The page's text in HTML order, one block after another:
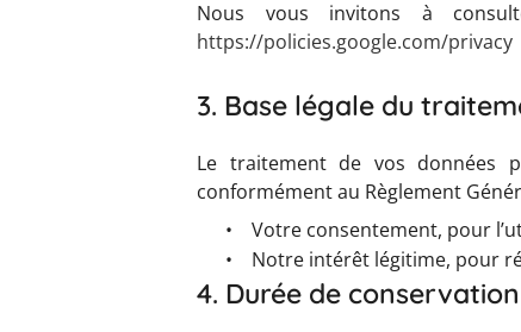
Nous vous invitons à
https://policies.google.com/privacy
3. Base légale du
Le traitement de vos données
conformément au Règlement
•
Votre consentement, pour
•
Notre intérêt légitime, pour
4. Durée de